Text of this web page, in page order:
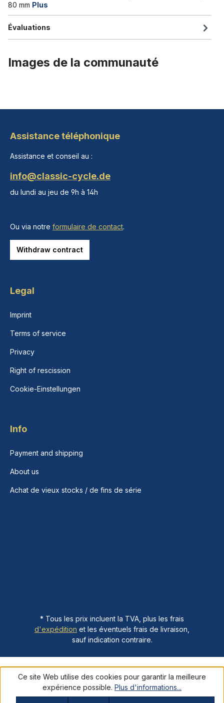
80 mm Plus
Évaluations
Images de la communauté
Assistance téléphonique
Assistance et conseil au :
info@classic-cycle.de
du lundi au jeu de 9h à 14h
Ou via notre formulaire de contact.
Withdraw contract
Legal
Imprint
Terms of service
Privacy
Right of rescission
Cookie-Einstellungen
Info
Payment and shipping
About us
Achat de vieux stocks / de fins de série
* Tous les prix incluent la TVA, plus les frais
d'expédition et les éventuels frais de livraison,
sauf indication contraire.
Ce site Web utilise des cookies pour garantir la meilleure
expérience possible. Plus d'informations...